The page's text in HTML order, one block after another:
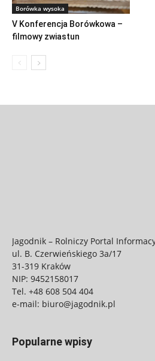
Borówka wysoka
V Konferencja Borówkowa –
filmowy zwiastun
Jagodnik – Rolniczy Portal
ul. B. Czerwieńskiego 3a/17
31-319 Kraków
NIP: 9452158017
Tel. +48 608 504 404
e-mail: biuro@jagodnik.pl
Popularne wpisy